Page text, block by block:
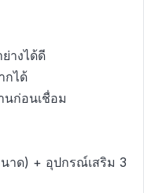
างได้ดี
กได้
นก่อนเชื่อม
าด) + อุปกรณ์เสริม 3